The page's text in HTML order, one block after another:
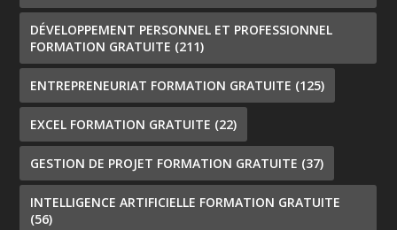
DÉVELOPPEMENT PERSONNEL ET PROFESSIONNEL
FORMATION GRATUITE (211)
ENTREPRENEURIAT FORMATION GRATUITE (125)
EXCEL FORMATION GRATUITE (22)
GESTION DE PROJET FORMATION GRATUITE (37)
INTELLIGENCE ARTIFICIELLE FORMATION GRATUITE
(56)